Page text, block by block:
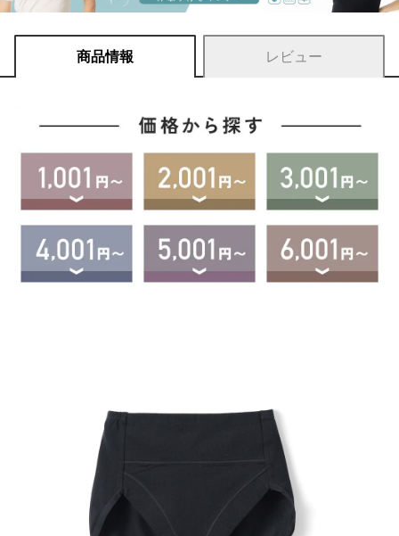
商品情報 レビュー